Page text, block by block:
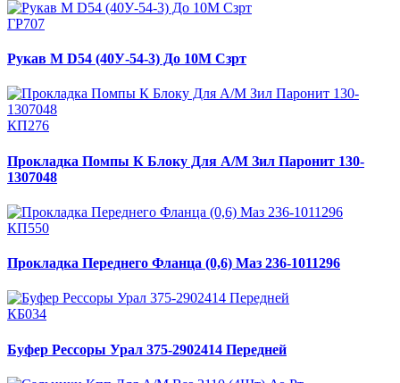
ГР707
Рукав М D54 (40У-54-3) До 10М Сзрт
КП276
Прокладка Помпы К Блоку Для А/М Зил Паронит 130-
1307048
КП550
Прокладка Переднего Фланца (0,6) Маз 236-1011296
КБ034
Буфер Рессоры Урал 375-2902414 Передней